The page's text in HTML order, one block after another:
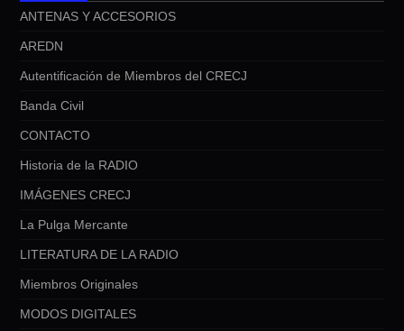
ANTENAS Y ACCESORIOS
AREDN
Autentificación de Miembros del CRECJ
Banda Civil
CONTACTO
Historia de la RADIO
IMÁGENES CRECJ
La Pulga Mercante
LITERATURA DE LA RADIO
Miembros Originales
MODOS DIGITALES